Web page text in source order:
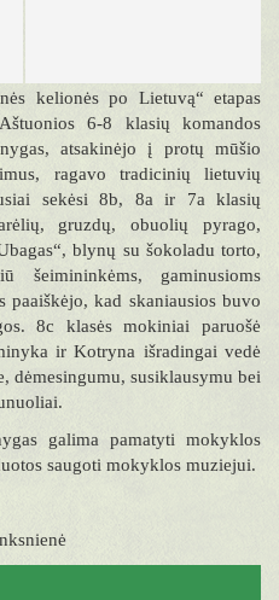
kelionės po Lietuvą“ etapas
6-8 klasių komandos
atsakinėjo į protų mūšio
ragavo tradicinių lietuvių
sekėsi 8b, 8a ir 7a klasių
gruzdų, obuolių pyrago,
blynų su šokoladu torto,
šeimininkėms, gaminusioms
paaiškėjo, kad skaniausios buvo
8c klasės mokiniai paruošė
ir Kotryna išradingai vedė
dėmesingumu, susiklausymu bei
galima pamatyti mokyklos
saugoti mokyklos muziejui.